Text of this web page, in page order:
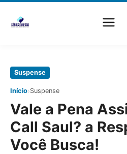
Pular
conteúdo
principal
Suspense
Início›Suspense
Vale a Pena
Call Saul? a
Você Busca!